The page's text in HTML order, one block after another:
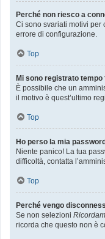
Perché non riesco a
Ci sono svariati motivi per
errore di configurazione.
Top
Mi sono registrato
È possibile che un
il motivo è quest’ultimo
Top
Ho perso la mia
Niente panico! La tua
difficoltà, contatta
Top
Perché vengo
Se non selezioni
ricorda che questo non è